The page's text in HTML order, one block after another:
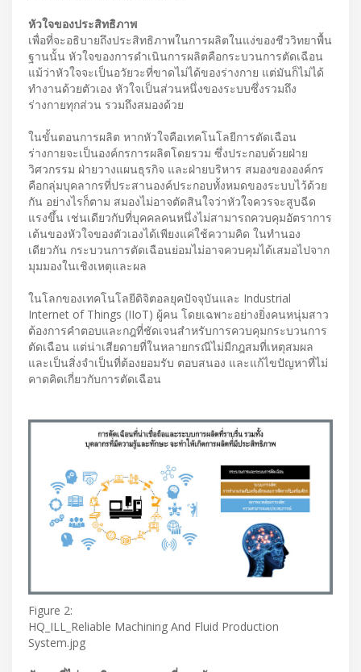
หัวใจของประสิทธิภาพ
เพื่อที่จะอธิบายถึงประสิทธิภาพในการผลิตในแง่ของชีววิทยาพื้น
ฐานนั้น หัวใจของการดำเนินการผลิตคือกระบวนการตัดเฉือน
แม้ว่าหัวใจจะเป็นอวัยวะที่ขาดไม่ได้ของร่างกาย แต่มันก็ไม่ได้
ทำงานด้วยตัวเอง หัวใจเป็นส่วนหนึ่งของระบบซึ่งรวมถึง
ร่างกายทุกส่วน รวมถึงสมองด้วย
ในขั้นตอนการผลิต หากหัวใจคือเทคโนโลยีการตัดเฉือน
ร่างกายจะเป็นองค์กรการผลิตโดยรวม ซึ่งประกอบด้วยฝ่าย
วิศวกรรม ฝ่ายวางแผนธุรกิจ และฝ่ายบริหาร สมองขององค์กร
คือกลุ่มบุคลากรที่ประสานองค์ประกอบทั้งหมดของระบบไว้ด้วย
กัน อย่างไรก็ตาม สมองไม่อาจตัดสินใจว่าหัวใจควรจะสูบฉีด
แรงขึ้น เช่นเดียวกับที่บุคคลคนหนึ่งไม่สามารถควบคุมอัตราการ
เต้นของหัวใจของตัวเองได้เพียงแค่ใช้ความคิด ในทำนอง
เดียวกัน กระบวนการตัดเฉือนย่อมไม่อาจควบคุมได้เสมอไปจาก
มุมมองในเชิงเหตุและผล
ในโลกของเทคโนโลยีดิจิตอลยุคปัจจุบันและ Industrial
Internet of Things (IIoT) ผู้คน โดยเฉพาะอย่างยิ่งคนหนุ่มสาว
ต้องการคำตอบและกฎที่ชัดเจนสำหรับการควบคุมกระบวนการ
ตัดเฉือน แต่น่าเสียดายที่ในหลายกรณีไม่มีกฎสมที่เหตุสมผล
และเป็นสิ่งจำเป็นที่ต้องยอมรับ ตอบสนอง และแก้ไขปัญหาที่ไม่
คาดคิดเกี่ยวกับการตัดเฉือน
Figure 2:
HQ_ILL_Reliable Machining And Fluid Production
System.jpg